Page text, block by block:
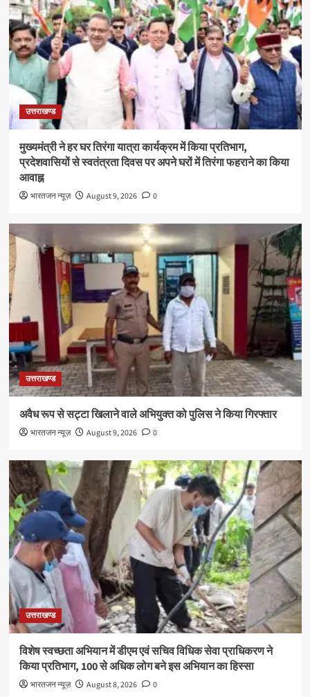
उत्तराखण्ड
मुख्यमंत्री ने हर घर तिरंगा यात्रा कार्यक्रम में किया प्रतिभाग,
प्रदेशवासियों से स्वतंत्रता दिवस पर अपने घरों में तिरंगा फहराने का किया
आवाह्न
भारतजन न्यूज़ August 9, 2026 0
उत्तराखण्ड
अवैध रूप से सट्टा खिलाने वाले अभियुक्त को पुलिस ने किया गिरफ्तार
भारतजन न्यूज़ August 9, 2026 0
उत्तराखण्ड
विशेष स्वच्छता अभियान में डीएम एवं सचिव विधिक सेवा प्राधिकरण ने
किया प्रतिभाग, 100 से अधिक लोग बने इस अभियान का हिस्सा
भारतजन न्यूज़ August 8, 2026 0